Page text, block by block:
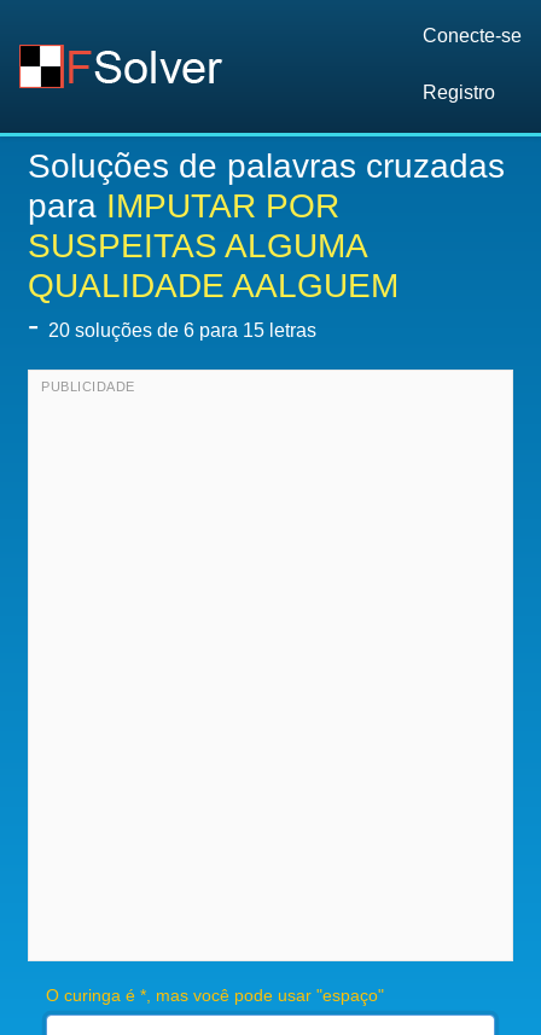
Conecte-se
Registro
Soluções de palavras cruzadas
para IMPUTAR POR
SUSPEITAS ALGUMA
QUALIDADE AALGUEM
- 20 soluções de 6 para 15 letras
O curinga é *, mas você pode usar "espaço"